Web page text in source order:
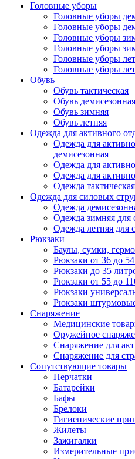
Головные уборы
Головные уборы
Головные уборы
Головные уборы
Головные уборы
Головные уборы
Головные уборы
Обувь
Обувь тактическая
Обувь демисезонная
Обувь зимняя
Обувь летняя
Одежда для активного
Одежда для
демисезонная
Одежда для
Одежда для
Одежда тактическая
Одежда для силовых
Одежда
Одежда зимняя для
Одежда летняя для
Рюкзаки
Баулы, сумки,
Рюкзаки от 36 до
Рюкзаки до 35
Рюкзаки от 55 до
Рюкзаки
Рюкзаки
Снаряжение
Медицинские
Оружейное
Снаряжение для
Снаряжение для
Сопутствующие товары
Перчатки
Батарейки
Бафы
Брелоки
Гигиенические
Жилеты
Зажигалки
Измерительные